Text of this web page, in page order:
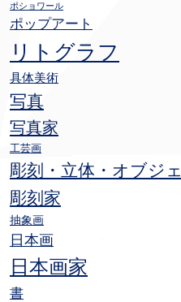
ポショワール
ポップアート
リトグラフ
具体美術
写真
写真家
工芸画
彫刻・立体・オブジェ
彫刻家
抽象画
日本画
日本画家
書